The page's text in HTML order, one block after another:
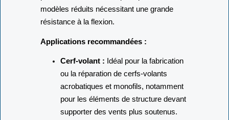
pour servir de structure principale sur des
modèles réduits nécessitant une grande
résistance à la flexion.
Applications recommandées :
Cerf-volant :Idéal pour la fabrication
ou la réparation de cerfs-volants
acrobatiques et monofils, notamment
pour les éléments de structure devant